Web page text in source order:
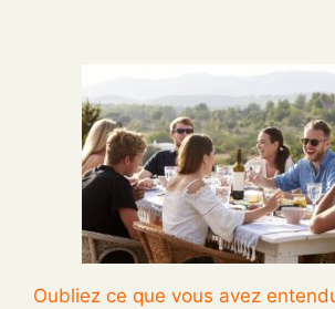
Oubliez ce que vous avez